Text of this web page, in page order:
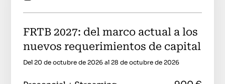
FRTB 2027: del marco actual a los
nuevos requerimientos de capital
Del 20 de octubre de 2026 al 28 de octubre de 2026